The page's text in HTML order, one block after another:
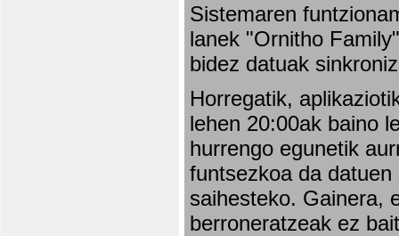
Sistemaren
lanek "Ornitho
bidez datuak
Horregatik,
lehen 20:00ak baino
hurrengo egunetik
funtsezkoa da
saihesteko. Gainera,
berroneratzeak ez